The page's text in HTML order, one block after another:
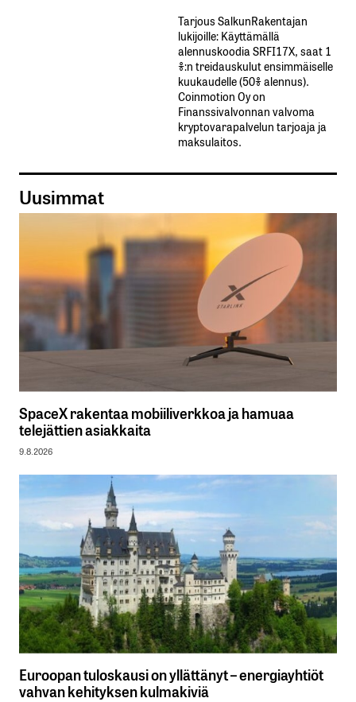
Tarjous SalkunRakentajan
lukijoille: Käyttämällä​ ​
alennuskoodia​ ​SRFI17X,​ ​saat​ ​1
%:n treidauskulut​ ​ensimmäiselle​ ​
kuukaudelle​ ​(50%​ ​alennus).
Coinmotion Oy on
Finanssivalvonnan valvoma
kryptovarapalvelun tarjoaja ja
maksulaitos.
Uusimmat
SpaceX rakentaa mobiiliverkkoa ja hamuaa
telejättien asiakkaita
9.8.2026
Euroopan tuloskausi on yllättänyt – energiayhtiöt
vahvan kehityksen kulmakiviä